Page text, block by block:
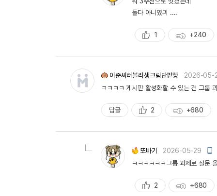
둘다 아니였긔 ....
추
천
1
획
득
+240
이준씨러블리생크림단팥빵
2026-05-
ㅋㅋㅋㅋ 게시판 활성화할 수 있는 건 그룹
답글
추
천
2
획
득
+680
또바기 2026-05-29
모
일
성
ㅋㅋㅋㅋㅋㅋ그룹 과제로 질문
추
2
획
+680